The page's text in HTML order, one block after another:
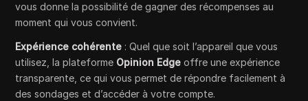
vous donne la possibilité de gagner des récompenses au
moment qui vous convient.
Expérience cohérente : Quel que soit l’appareil que vous
utilisez, la plateforme Opinion Edge offre une expérience
transparente, ce qui vous permet de répondre facilement à
des sondages et d’accéder à votre compte.